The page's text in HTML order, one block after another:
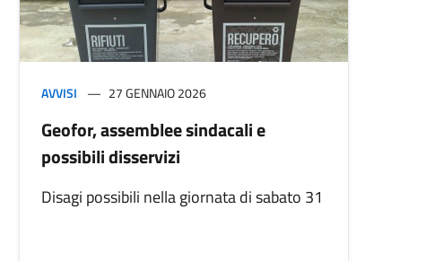
AVVISI 27 GENNAIO 2026
Geofor, assemblee sindacali e
possibili disservizi
Disagi possibili nella giornata di sabato 31